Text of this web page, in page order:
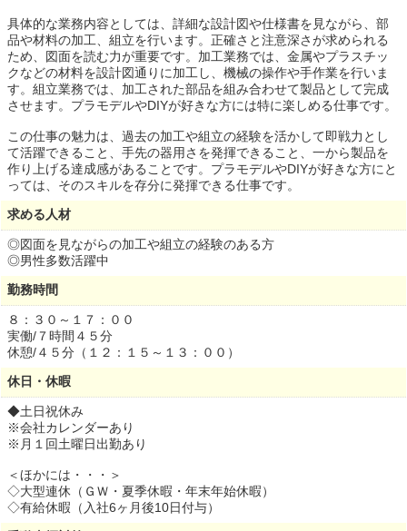
具体的な業務内容としては、詳細な設計図や仕様書を見ながら、部
品や材料の加工、組立を行います。正確さと注意深さが求められる
ため、図面を読む力が重要です。加工業務では、金属やプラスチッ
クなどの材料を設計図通りに加工し、機械の操作や手作業を行いま
す。組立業務では、加工された部品を組み合わせて製品として完成
させます。プラモデルやDIYが好きな方には特に楽しめる仕事です。
この仕事の魅力は、過去の加工や組立の経験を活かして即戦力とし
て活躍できること、手先の器用さを発揮できること、一から製品を
作り上げる達成感があることです。プラモデルやDIYが好きな方にと
っては、そのスキルを存分に発揮できる仕事です。
求める人材
◎図面を見ながらの加工や組立の経験のある方
◎男性多数活躍中
勤務時間
８：３０～１７：００
実働/７時間４５分
休憩/４５分（１２：１５～１３：００）
休日・休暇
◆土日祝休み
※会社カレンダーあり
※月１回土曜日出勤あり
＜ほかには・・・＞
◇大型連休（ＧＷ・夏季休暇・年末年始休暇）
◇有給休暇（入社6ヶ月後10日付与）